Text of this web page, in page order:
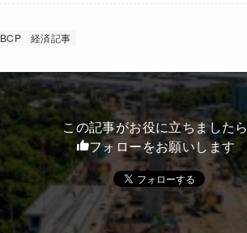
BCP 経済記事
この記事がお役に立ちましたら
フォローをお願いします